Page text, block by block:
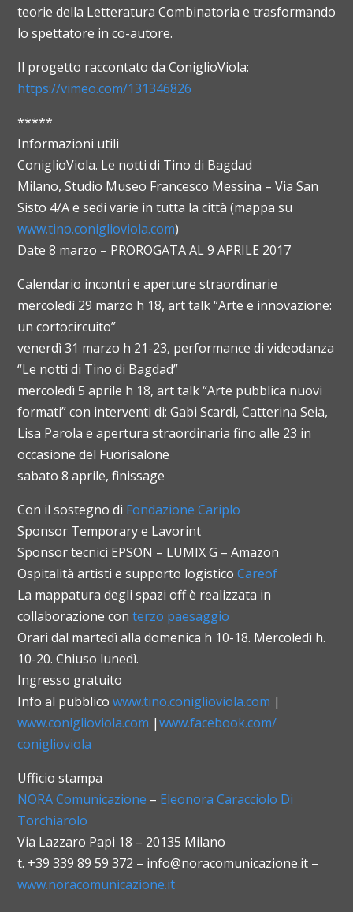
teorie della Letteratura Combinatoria e trasformando
lo spettatore in co-autore.
Il progetto raccontato da ConiglioViola:
https://vimeo.com/131346826
*****
Informazioni utili
ConiglioViola. Le notti di Tino di Bagdad
Milano, Studio Museo Francesco Messina – Via San
Sisto 4/A e sedi varie in tutta la città (mappa su
www.tino.coniglioviola.com)
Date 8 marzo – PROROGATA AL 9 APRILE 2017
Calendario incontri e aperture straordinarie
mercoledì 29 marzo h 18, art talk “Arte e innovazione:
un cortocircuito”
venerdì 31 marzo h 21-23, performance di videodanza
“Le notti di Tino di Bagdad”
mercoledì 5 aprile h 18, art talk “Arte pubblica nuovi
formati” con interventi di: Gabi Scardi, Catterina Seia,
Lisa Parola e apertura straordinaria fino alle 23 in
occasione del Fuorisalone
sabato 8 aprile, finissage
Con il sostegno di Fondazione Cariplo
Sponsor Temporary e Lavorint
Sponsor tecnici EPSON – LUMIX G – Amazon
Ospitalità artisti e supporto logistico Careof
La mappatura degli spazi off è realizzata in
collaborazione con terzo paesaggio
Orari dal martedì alla domenica h 10-18. Mercoledì h.
10-20. Chiuso lunedì.
Ingresso gratuito
Info al pubblico www.tino.coniglioviola.com |
www.coniglioviola.com |www.facebook.com/
coniglioviola
Ufficio stampa
NORA Comunicazione – Eleonora Caracciolo Di
Torchiarolo
Via Lazzaro Papi 18 – 20135 Milano
t. +39 339 89 59 372 – info@noracomunicazione.it –
www.noracomunicazione.it